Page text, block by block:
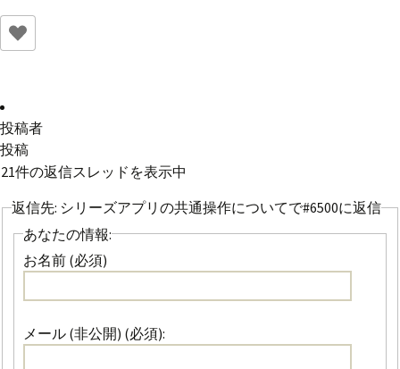
投稿者
投稿
21件の返信スレッドを表示中
返信先: シリーズアプリの共通操作についてで#6500に返信
あなたの情報:
お名前 (必須)
メール (非公開) (必須):